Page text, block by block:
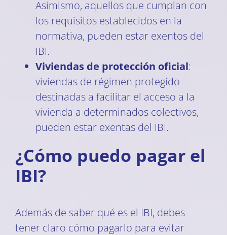
Asimismo, aquellos que cumplan con
los requisitos establecidos en la
normativa, pueden estar exentos del
IBI.
Viviendas de protección oficial:
viviendas de régimen protegido
destinadas a facilitar el acceso a la
vivienda a determinados colectivos,
pueden estar exentas del IBI.
¿Cómo puedo pagar el
IBI?
Además de saber qué es el IBI, debes
tener claro cómo pagarlo para evitar